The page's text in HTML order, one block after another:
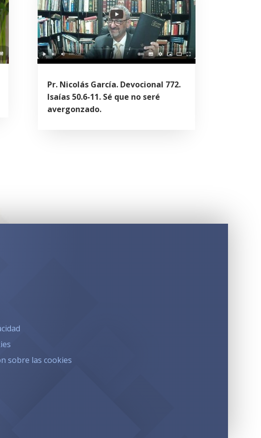
Pr. Nicolás García. Devocional 772.
Isaías 50.6-11. Sé que no seré
avergonzado.
sobre las cookies